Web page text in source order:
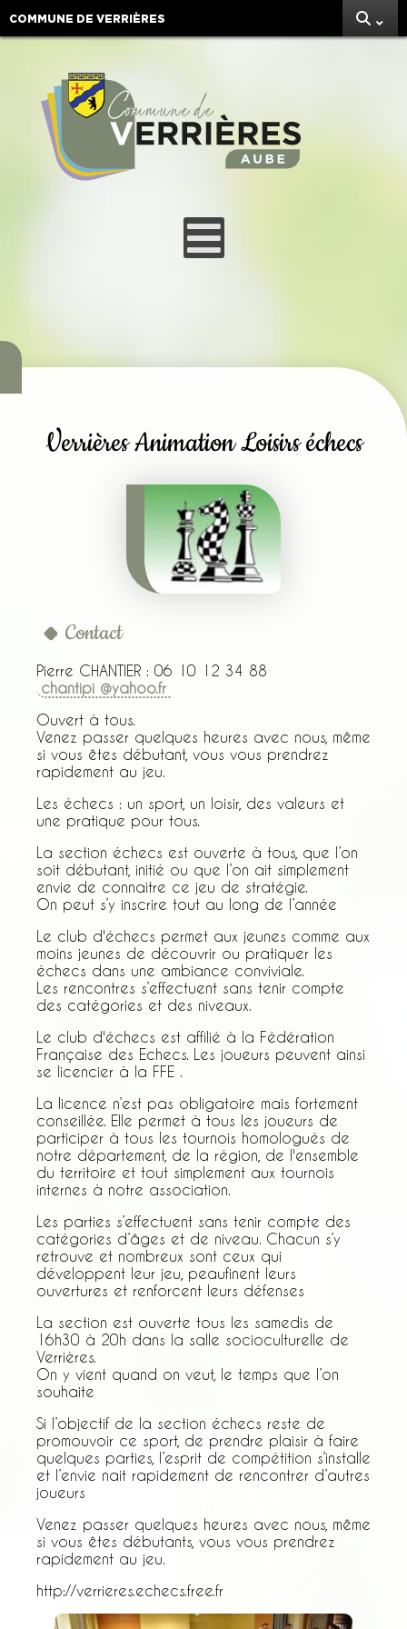
COMMUNE DE VERRIÈRES
Verrières Animation Loisirs échecs
Contact
Pierre CHANTIER : 06 10 12 34 88
chantipi @yahoo.fr
Ouvert à tous.
Venez passer quelques heures avec nous, même
si vous êtes débutant, vous vous prendrez
rapidement au jeu.
Les échecs : un sport, un loisir, des valeurs et
une pratique pour tous.
La section échecs est ouverte à tous, que l’on
soit débutant, initié ou que l’on ait simplement
envie de connaitre ce jeu de stratégie.
On peut s’y inscrire tout au long de l’année
Le club d'échecs permet aux jeunes comme aux
moins jeunes de découvrir ou pratiquer les
échecs dans une ambiance conviviale.
Les rencontres s’effectuent sans tenir compte
des catégories et des niveaux.
Le club d'échecs est affilié à la Fédération
Française des Echecs. Les joueurs peuvent ainsi
se licencier à la FFE .
La licence n’est pas obligatoire mais fortement
conseillée. Elle permet à tous les joueurs de
participer à tous les tournois homologués de
notre département, de la région, de l'ensemble
du territoire et tout simplement aux tournois
internes à notre association.
Les parties s’effectuent sans tenir compte des
catégories d’âges et de niveau. Chacun s’y
retrouve et nombreux sont ceux qui
développent leur jeu, peaufinent leurs
ouvertures et renforcent leurs défenses
La section est ouverte tous les samedis de
16h30 à 20h dans la salle socioculturelle de
Verrières.
On y vient quand on veut, le temps que l’on
souhaite
Si l’objectif de la section échecs reste de
promouvoir ce sport, de prendre plaisir à faire
quelques parties, l’esprit de compétition s’installe
et l’envie nait rapidement de rencontrer d’autres
joueurs
Venez passer quelques heures avec nous, même
si vous êtes débutants, vous vous prendrez
rapidement au jeu.
http://verrieres.echecs.free.fr